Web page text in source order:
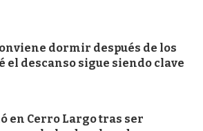
dormir después de los
el descanso sigue siendo clave
en Cerro Largo tras ser